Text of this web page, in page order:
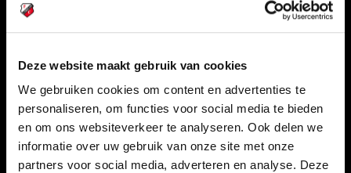
Deze website maakt gebruik van cookies
We gebruiken cookies om content en advertenties te
personaliseren, om functies voor social media te bieden
en om ons websiteverkeer te analyseren. Ook delen we
informatie over uw gebruik van onze site met onze
partners voor social media, adverteren en analyse. Deze
Informatie
VEELGESTELDE VRAGEN
CONTACT
WERKEN BIJ
VERTROUWENSPERSOON